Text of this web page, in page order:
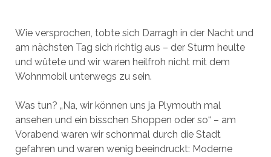
Wie versprochen, tobte sich Darragh in der Nacht und
am nächsten Tag sich richtig aus – der Sturm heulte
und wütete und wir waren heilfroh nicht mit dem
Wohnmobil unterwegs zu sein.
Was tun? „Na, wir können uns ja Plymouth mal
ansehen und ein bisschen Shoppen oder so“ – am
Vorabend waren wir schonmal durch die Stadt
gefahren und waren wenig beeindruckt: Moderne